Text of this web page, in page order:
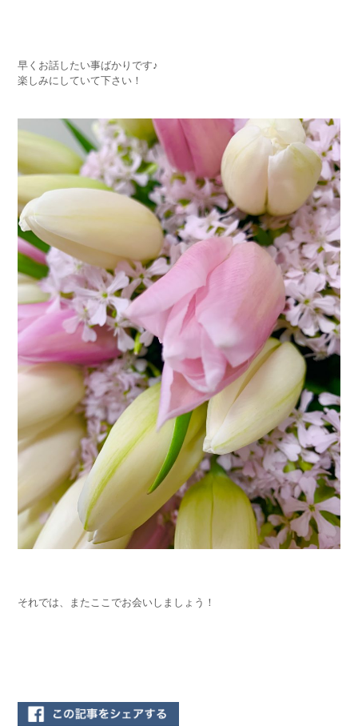
早くお話したい事ばかりです♪
楽しみにしていて下さい！
それでは、またここでお会いしましょう！